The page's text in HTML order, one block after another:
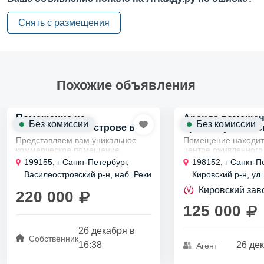
Снять с размещения
Похожие объявления
Помещение на
Васильевском острове в
аренду, 220000 рублей
Представляем вам уникальное
коммерческое помещение,
площадь которого составляет 136
квадратных метров.
Это обновленное пространство
199155, г Санкт-Петербург,
Василеостровский р-н, наб. Реки
220 000
Собственник
26 декабря в
16:38
Без комиссии
Аренда
125 000 руб.
Помещение
центре
прямо напротив
остановки.
Площадь
квадратных метров,
высокие потолки в
198152, г Санкт-
Кировский р-н, ул.
Кировский
125 000
Агент 26
Без комиссии